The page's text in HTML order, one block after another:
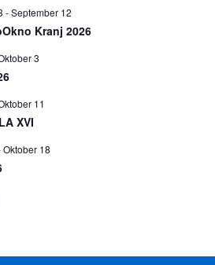
-September 12
Kranj 2026
3
11
XVI
Oktober 18